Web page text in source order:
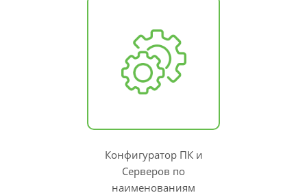
Конфигуратор ПК и
Серверов по
наименованиям